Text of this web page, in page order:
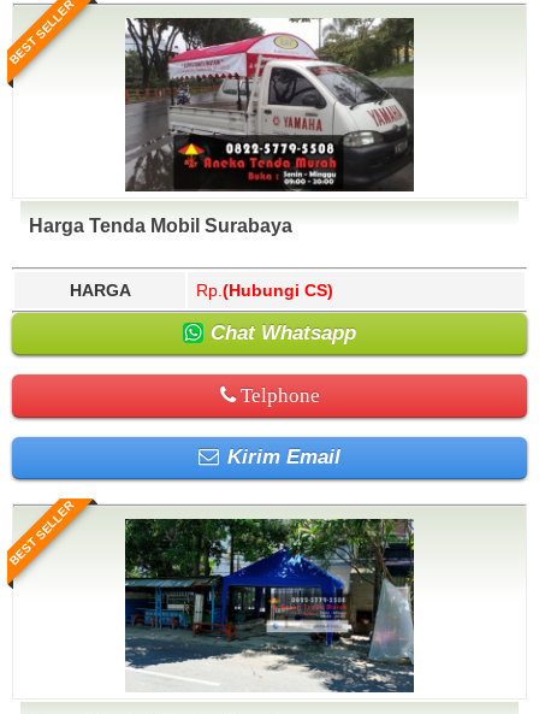
BEST SELLER
Harga Tenda Mobil Surabaya
HARGA Rp. (Hubungi CS)
Chat Whatsapp
Telphone
Kirim Email
BEST SELLER